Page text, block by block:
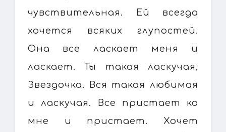
чувствительная. Ей всегда
хочется всяких глупостей.
Она все ласкает меня и
ласкает. Ты такая ласкучая,
Звездочка. Вся такая любимая
и ласкучая. Все пристает ко
мне и пристает. Хочет